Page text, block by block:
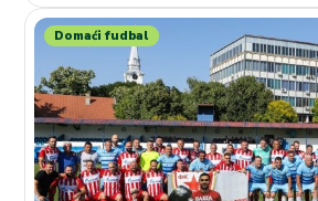
Rezultate oko talentovanog
Domaći fudbal